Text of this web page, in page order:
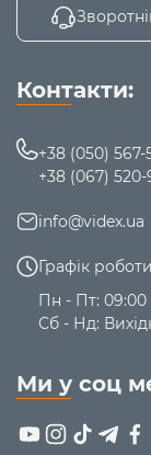
Контакти:
+38 (050) 567-
+38 (067)
info@videx.ua
Графік
Пн - Пт: 09:00
Сб - Нд:
Ми у соц